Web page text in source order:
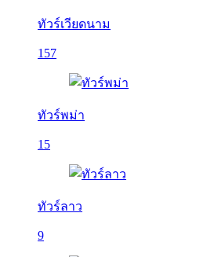
ทัวร์เวียดนาม
157
ทัวร์พม่า
15
ทัวร์ลาว
9